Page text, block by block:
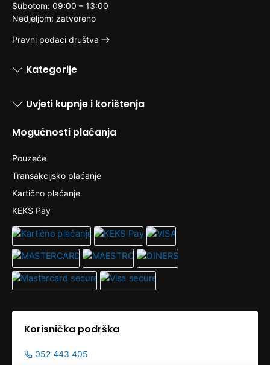
Subotom: 09:00 – 13:00
Nedjeljom: zatvoreno
Pravni podaci društva
Kategorije
Uvjeti kupnje i korištenja
Mogućnosti plaćanja
Pouzeće
Transakcijsko plaćanje
Kartično plaćanje
KEKS Pay
Korisnička podrška
052 443 405